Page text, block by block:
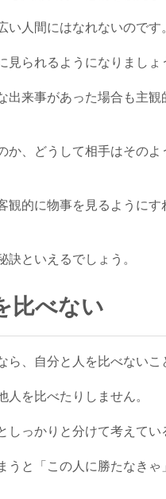
い人間にはなれないのです
見られるようになりましょ
出来事があった場合も主
か、どうして相手はその
観的に物事を見るように
訣といえるでしょう。
比べない
ら、自分と人を比べないこ
人を比べたりしません。
しっかりと分けて考えてい
うと「この人に勝たなき